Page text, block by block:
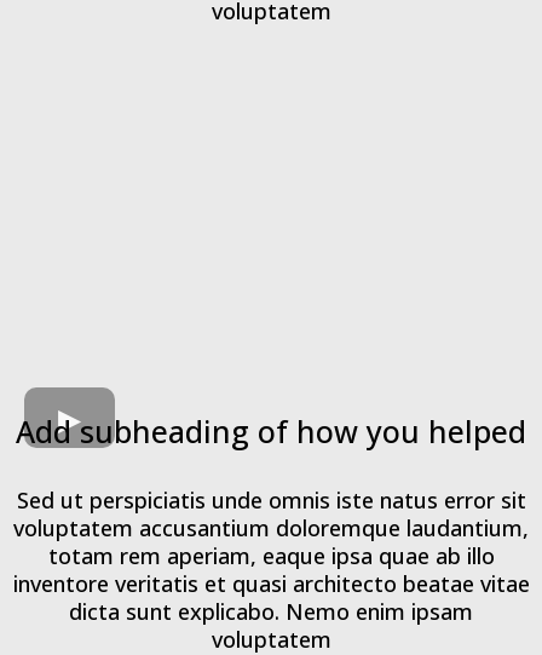
voluptatem
Add subheading of how you helped
Sed ut perspiciatis unde omnis iste natus error sit
voluptatem accusantium doloremque laudantium,
totam rem aperiam, eaque ipsa quae ab illo
inventore veritatis et quasi architecto beatae vitae
dicta sunt explicabo. Nemo enim ipsam
voluptatem